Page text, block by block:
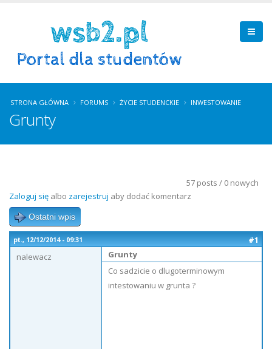
STRONA GŁÓWNA FORUMS ŻYCIE STUDENCKIE INWESTOWANIE
Grunty
57 posts / 0 nowych
Zaloguj się albo zarejestruj aby dodać komentarz
Ostatni wpis
pt., 12/12/2014 - 09:31
#1
nalewacz
Grunty
Co sadzicie o dlugoterminowym
intestowaniu w grunta ?